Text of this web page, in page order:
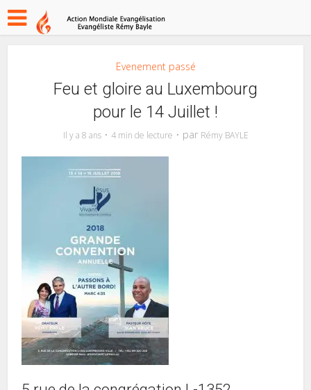
Evenement passé
Feu et gloire au Luxembourg
pour le 14 Juillet !
Il y a 8 ans 4 min de lecture par Rémy BAYLE